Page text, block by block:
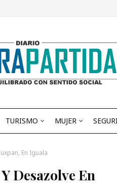
TURISMO MUJER
En Iguala
Desazolve En